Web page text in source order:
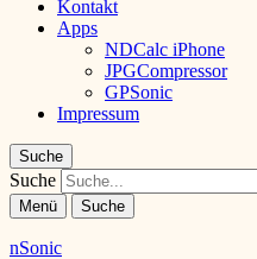
Kontakt
Apps
NDCalc iPhone
JPGCompressor
GPSonic
Impressum
Suche
Suche
Menü Suche
nSonic